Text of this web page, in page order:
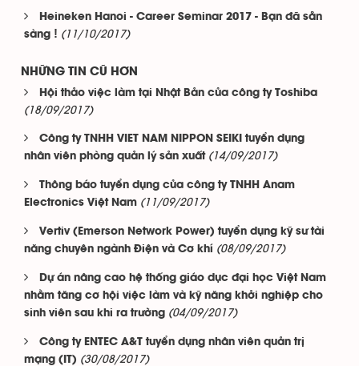
Heineken Hanoi - Career Seminar 2017 - Bạn đã sẵn
sàng ! (11/10/2017)
NHỮNG TIN CŨ HƠN
Hội thảo việc làm tại Nhật Bản của công ty Toshiba
(18/09/2017)
Công ty TNHH VIET NAM NIPPON SEIKI tuyển dụng
nhân viên phòng quản lý sản xuất (14/09/2017)
Thông báo tuyển dụng của công ty TNHH Anam
Electronics Việt Nam (11/09/2017)
Vertiv (Emerson Network Power) tuyển dụng kỹ sư tài
năng chuyên ngành Điện và Cơ khí (08/09/2017)
Dự án nâng cao hệ thống giáo dục đại học Việt Nam
nhằm tăng cơ hội việc làm và kỹ năng khởi nghiệp cho
sinh viên sau khi ra trường (04/09/2017)
Công ty ENTEC A&T tuyển dụng nhân viên quản trị
mạng (IT) (30/08/2017)